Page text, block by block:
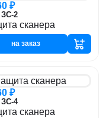
₽
2
сканера
на заказ
₽
4
сканера